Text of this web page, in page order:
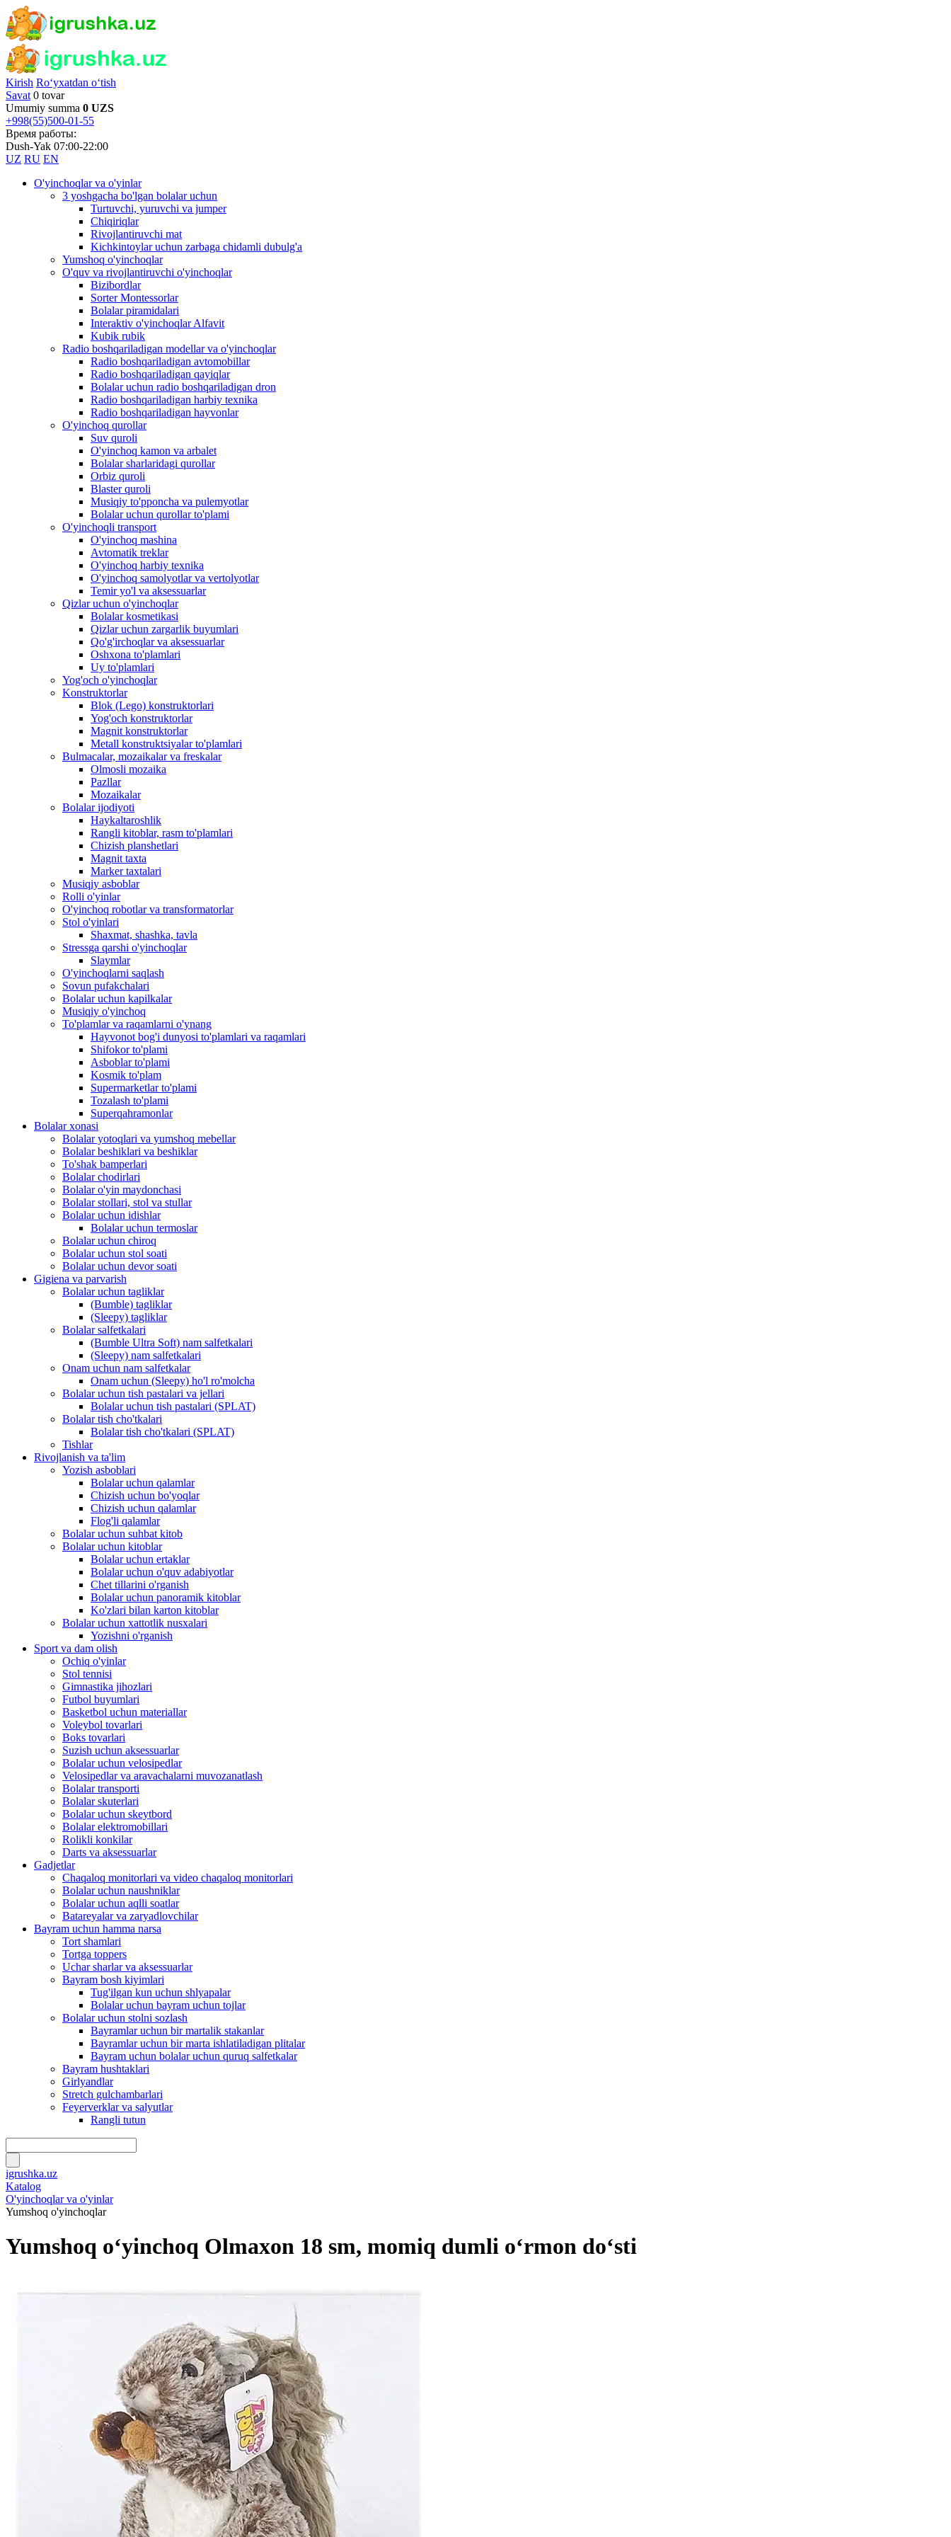
Kirish Ro‘yxatdan o‘tish
Savat 0 tovar
Umumiy summa 0 UZS
+998(55)500-01-55
Время работы:
Dush-Yak 07:00-22:00
UZ RU EN
O'yinchoqlar va o'yinlar
3 yoshgacha bo'lgan bolalar uchun
Turtuvchi, yuruvchi va jumper
Chiqiriqlar
Rivojlantiruvchi mat
Kichkintoylar uchun zarbaga chidamli dubulg'a
Yumshoq o'yinchoqlar
O'quv va rivojlantiruvchi o'yinchoqlar
Bizibordlar
Sorter Montessorlar
Bolalar piramidalari
Interaktiv o'yinchoqlar Alfavit
Kubik rubik
Radio boshqariladigan modellar va o'yinchoqlar
Radio boshqariladigan avtomobillar
Radio boshqariladigan qayiqlar
Bolalar uchun radio boshqariladigan dron
Radio boshqariladigan harbiy texnika
Radio boshqariladigan hayvonlar
O'yinchoq qurollar
Suv quroli
O'yinchoq kamon va arbalet
Bolalar sharlaridagi qurollar
Orbiz quroli
Blaster quroli
Musiqiy to'pponcha va pulemyotlar
Bolalar uchun qurollar to'plami
O'yinchoqli transport
O'yinchoq mashina
Avtomatik treklar
O'yinchoq harbiy texnika
O'yinchoq samolyotlar va vertolyotlar
Temir yo'l va aksessuarlar
Qizlar uchun o'yinchoqlar
Bolalar kosmetikasi
Qizlar uchun zargarlik buyumlari
Qo'g'irchoqlar va aksessuarlar
Oshxona to'plamlari
Uy to'plamlari
Yog'och o'yinchoqlar
Konstruktorlar
Blok (Lego) konstruktorlari
Yog'och konstruktorlar
Magnit konstruktorlar
Metall konstruktsiyalar to'plamlari
Bulmacalar, mozaikalar va freskalar
Olmosli mozaika
Pazllar
Mozaikalar
Bolalar ijodiyoti
Haykaltaroshlik
Rangli kitoblar, rasm to'plamlari
Chizish planshetlari
Magnit taxta
Marker taxtalari
Musiqiy asboblar
Rolli o'yinlar
O'yinchoq robotlar va transformatorlar
Stol o'yinlari
Shaxmat, shashka, tavla
Stressga qarshi o'yinchoqlar
Slaymlar
O'yinchoqlarni saqlash
Sovun pufakchalari
Bolalar uchun kapilkalar
Musiqiy o'yinchoq
To'plamlar va raqamlarni o'ynang
Hayvonot bog'i dunyosi to'plamlari va raqamlari
Shifokor to'plami
Asboblar to'plami
Kosmik to'plam
Supermarketlar to'plami
Tozalash to'plami
Superqahramonlar
Bolalar xonasi
Bolalar yotoqlari va yumshoq mebellar
Bolalar beshiklari va beshiklar
To'shak bamperlari
Bolalar chodirlari
Bolalar o'yin maydonchasi
Bolalar stollari, stol va stullar
Bolalar uchun idishlar
Bolalar uchun termoslar
Bolalar uchun chiroq
Bolalar uchun stol soati
Bolalar uchun devor soati
Gigiena va parvarish
Bolalar uchun tagliklar
(Bumble) tagliklar
(Sleepy) tagliklar
Bolalar salfetkalari
(Bumble Ultra Soft) nam salfetkalari
(Sleepy) nam salfetkalari
Onam uchun nam salfetkalar
Onam uchun (Sleepy) ho'l ro'molcha
Bolalar uchun tish pastalari va jellari
Bolalar uchun tish pastalari (SPLAT)
Bolalar tish cho'tkalari
Bolalar tish cho'tkalari (SPLAT)
Tishlar
Rivojlanish va ta'lim
Yozish asboblari
Bolalar uchun qalamlar
Chizish uchun bo'yoqlar
Chizish uchun qalamlar
Flog'li qalamlar
Bolalar uchun suhbat kitob
Bolalar uchun kitoblar
Bolalar uchun ertaklar
Bolalar uchun o'quv adabiyotlar
Chet tillarini o'rganish
Bolalar uchun panoramik kitoblar
Ko'zlari bilan karton kitoblar
Bolalar uchun xattotlik nusxalari
Yozishni o'rganish
Sport va dam olish
Ochiq o'yinlar
Stol tennisi
Gimnastika jihozlari
Futbol buyumlari
Basketbol uchun materiallar
Voleybol tovarlari
Boks tovarlari
Suzish uchun aksessuarlar
Bolalar uchun velosipedlar
Velosipedlar va aravachalarni muvozanatlash
Bolalar transporti
Bolalar skuterlari
Bolalar uchun skeytbord
Bolalar elektromobillari
Rolikli konkilar
Darts va aksessuarlar
Gadjetlar
Chaqaloq monitorlari va video chaqaloq monitorlari
Bolalar uchun naushniklar
Bolalar uchun aqlli soatlar
Batareyalar va zaryadlovchilar
Bayram uchun hamma narsa
Tort shamlari
Tortga toppers
Uchar sharlar va aksessuarlar
Bayram bosh kiyimlari
Tug'ilgan kun uchun shlyapalar
Bolalar uchun bayram uchun tojlar
Bolalar uchun stolni sozlash
Bayramlar uchun bir martalik stakanlar
Bayramlar uchun bir marta ishlatiladigan plitalar
Bayram uchun bolalar uchun quruq salfetkalar
Bayram hushtaklari
Girlyandlar
Stretch gulchambarlari
Feyerverklar va salyutlar
Rangli tutun
igrushka.uz
Katalog
O'yinchoqlar va o'yinlar
Yumshoq o'yinchoqlar
Yumshoq o‘yinchoq Olmaxon 18 sm, momiq dumli o‘rmon do‘sti